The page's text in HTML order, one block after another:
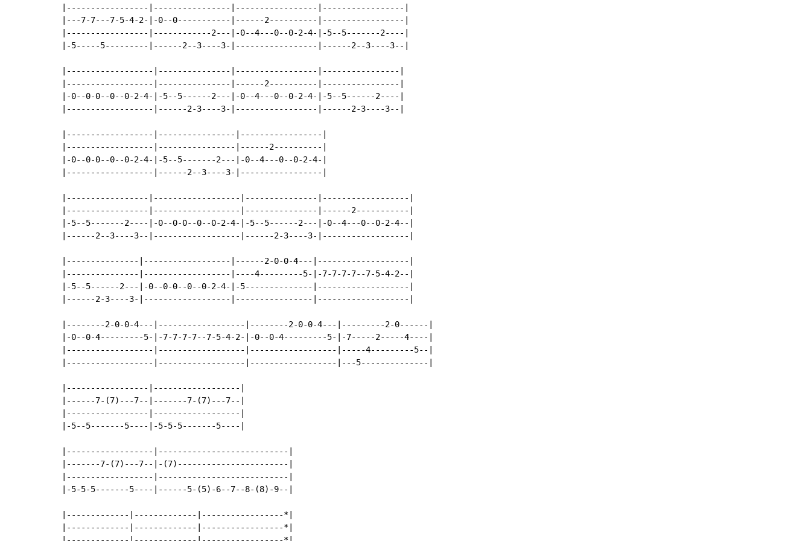
|-----------------|----------------|-----------------|-----------------|
|---7-7---7-5-4-2-|-0--0-----------|------2----------|-----------------|
|-----------------|------------2---|-0--4---0--0-2-4-|-5--5-------2----|
|-5-----5---------|------2--3----3-|-----------------|------2--3----3--|
|------------------|---------------|-----------------|----------------|
|------------------|---------------|------2----------|----------------|
|-0--0-0--0--0-2-4-|-5--5------2---|-0--4---0--0-2-4-|-5--5------2----|
|------------------|------2-3----3-|-----------------|------2-3----3--|
|------------------|----------------|-----------------|
|------------------|----------------|------2----------|
|-0--0-0--0--0-2-4-|-5--5-------2---|-0--4---0--0-2-4-|
|------------------|------2--3----3-|-----------------|
|-----------------|------------------|---------------|------------------|
|-----------------|------------------|---------------|------2-----------|
|-5--5-------2----|-0--0-0--0--0-2-4-|-5--5------2---|-0--4---0--0-2-4--|
|------2--3----3--|------------------|------2-3----3-|------------------|
|---------------|------------------|------2-0-0-4---|-------------------|
|---------------|------------------|----4---------5-|-7-7-7-7--7-5-4-2--|
|-5--5------2---|-0--0-0--0--0-2-4-|-5--------------|-------------------|
|------2-3----3-|------------------|----------------|-------------------|
|--------2-0-0-4---|------------------|--------2-0-0-4---|---------2-0------|
|-0--0-4---------5-|-7-7-7-7--7-5-4-2-|-0--0-4---------5-|-7-----2-----4----|
|------------------|------------------|------------------|-----4---------5--|
|------------------|------------------|------------------|---5--------------|
|-----------------|------------------|
|------7-(7)---7--|-------7-(7)---7--|
|-----------------|------------------|
|-5--5-------5----|-5-5-5-------5----|
|------------------|---------------------------|
|-------7-(7)---7--|-(7)-----------------------|
|------------------|---------------------------|
|-5-5-5-------5----|------5-(5)-6--7--8-(8)-9--|
|-------------|-------------|-----------------*|
|-------------|-------------|-----------------*|